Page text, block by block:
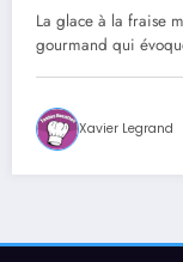
La glace à la fraise
gourmand qui
Xavier Legrand